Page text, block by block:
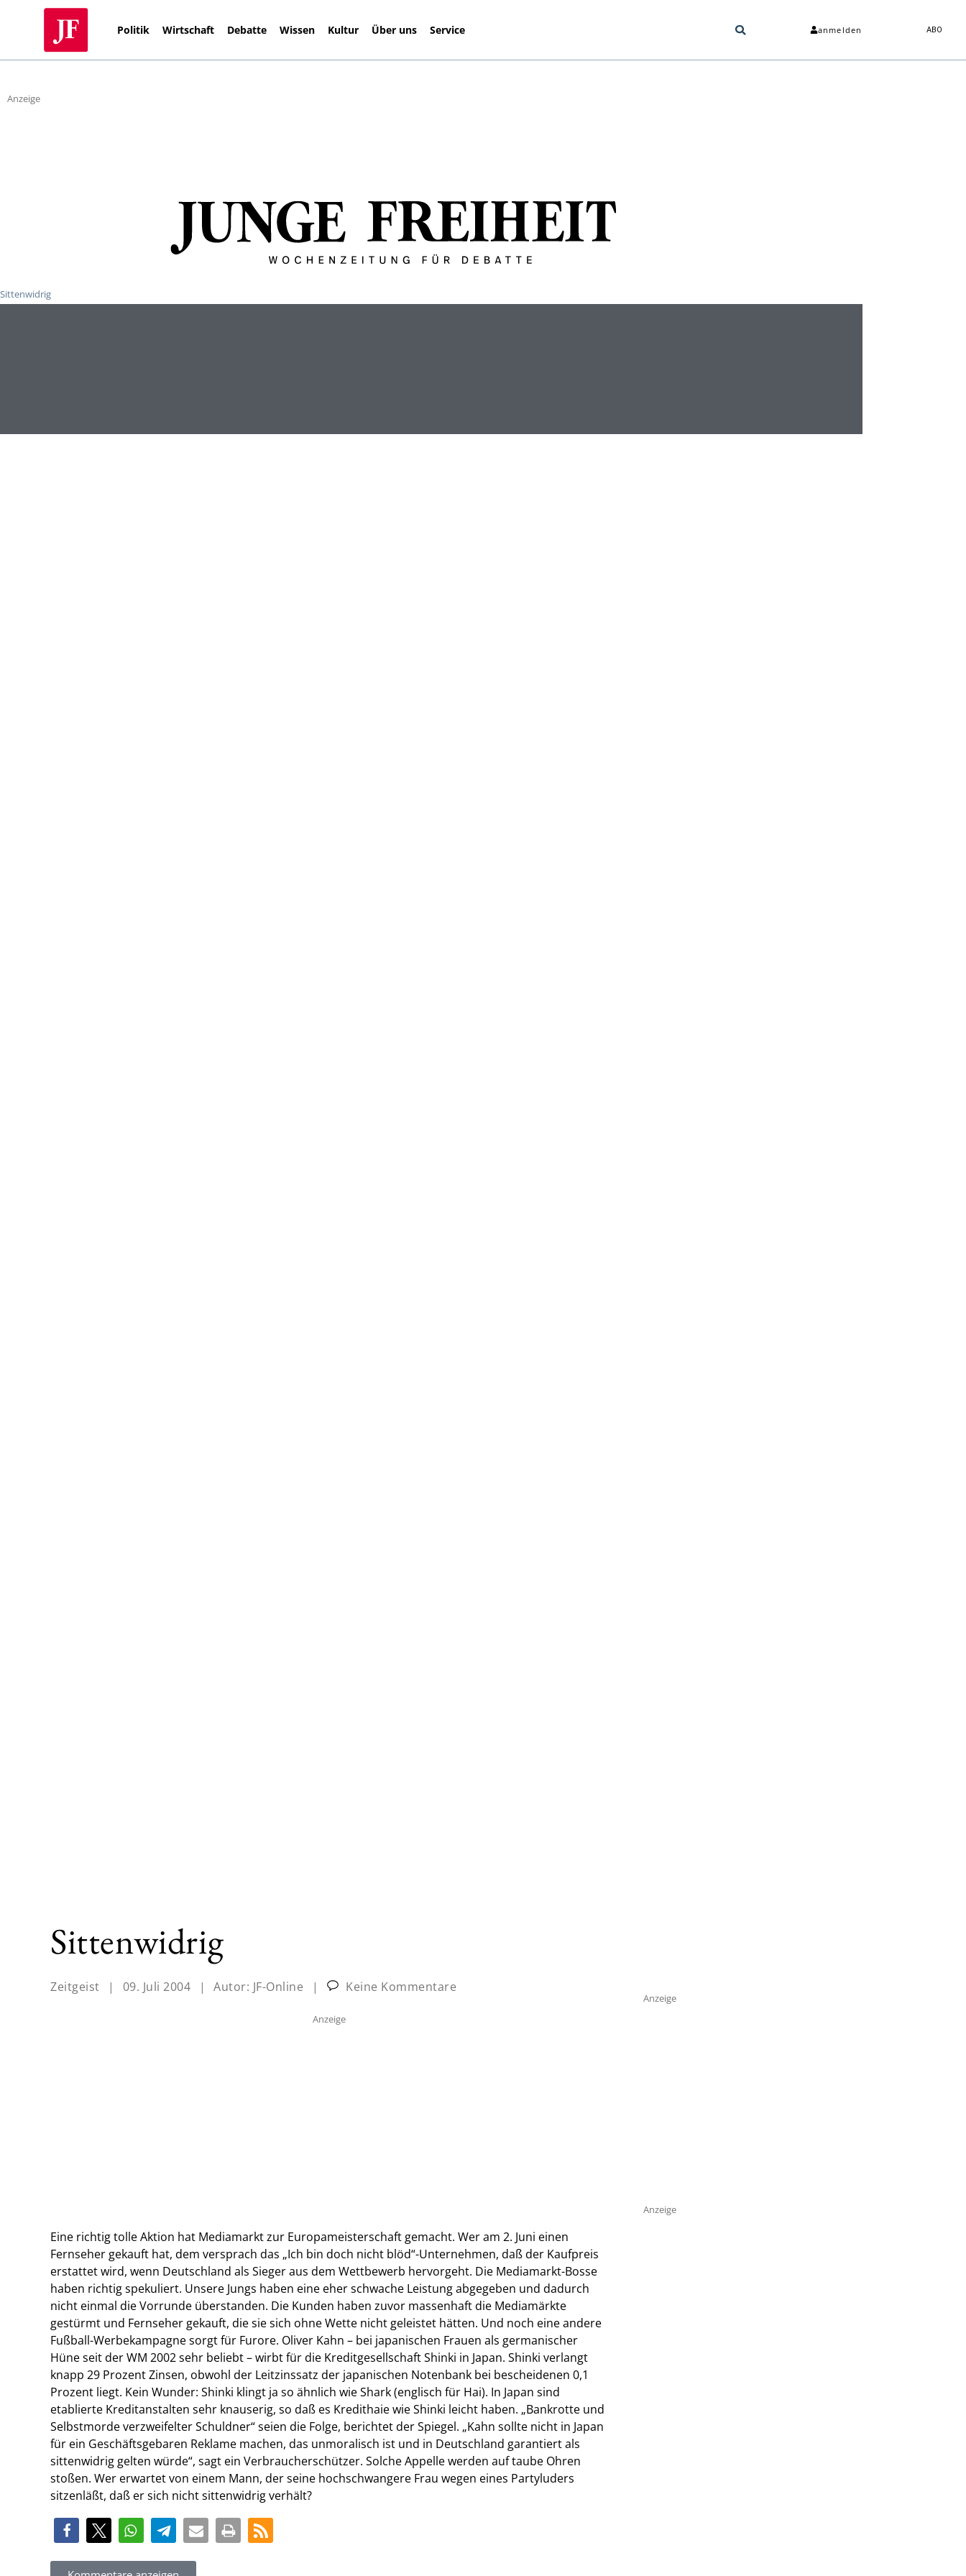
Politik Wirtschaft Debatte Wissen Kultur Über uns Service anmelden ABO
Anzeige
Sittenwidrig
Sittenwidrig
Zeitgeist | 09. Juli 2004 | Autor: JF-Online | Keine Kommentare
Anzeige
Eine richtig tolle Aktion hat Mediamarkt zur Europameisterschaft gemacht. Wer am 2. Juni einen
Fernseher gekauft hat, dem versprach das „Ich bin doch nicht blöd“-Unternehmen, daß der Kaufpreis
erstattet wird, wenn Deutschland als Sieger aus dem Wettbewerb hervorgeht. Die Mediamarkt-Bosse
haben richtig spekuliert. Unsere Jungs haben eine eher schwache Leistung abgegeben und dadurch
nicht einmal die Vorrunde überstanden. Die Kunden haben zuvor massenhaft die Mediamärkte
gestürmt und Fernseher gekauft, die sie sich ohne Wette nicht geleistet hätten. Und noch eine andere
Fußball-Werbekampagne sorgt für Furore. Oliver Kahn – bei japanischen Frauen als germanischer
Hüne seit der WM 2002 sehr beliebt – wirbt für die Kreditgesellschaft Shinki in Japan. Shinki verlangt
knapp 29 Prozent Zinsen, obwohl der Leitzinssatz der japanischen Notenbank bei bescheidenen 0,1
Prozent liegt. Kein Wunder: Shinki klingt ja so ähnlich wie Shark (englisch für Hai). In Japan sind
etablierte Kreditanstalten sehr knauserig, so daß es Kredithaie wie Shinki leicht haben. „Bankrotte und
Selbstmorde verzweifelter Schuldner“ seien die Folge, berichtet der Spiegel. „Kahn sollte nicht in Japan
für ein Geschäftsgebaren Reklame machen, das unmoralisch ist und in Deutschland garantiert als
sittenwidrig gelten würde“, sagt ein Verbraucherschützer. Solche Appelle werden auf taube Ohren
stoßen. Wer erwartet von einem Mann, der seine hochschwangere Frau wegen eines Partyluders
sitzenläßt, daß er sich nicht sittenwidrig verhält?
Anzeige
Anzeige